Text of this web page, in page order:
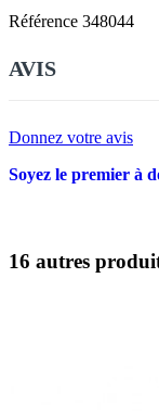
Référence 348044
AVIS
Donnez votre avis
Soyez le premier à
16 autres